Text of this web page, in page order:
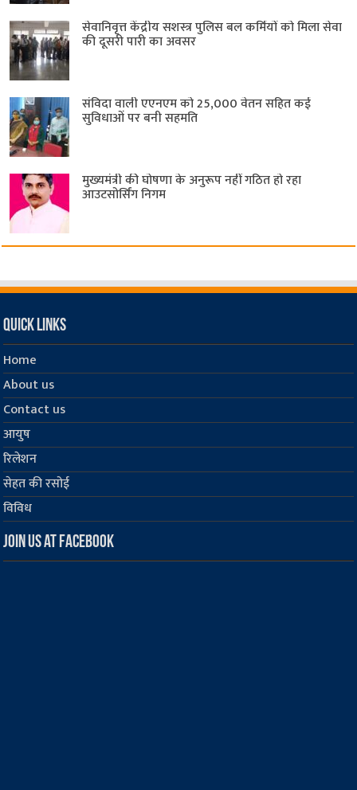
सेवानिवृत्त केंद्रीय सशस्त्र पुलिस बल ​कर्मियों को मिला सेवा
की दूसरी पारी का अवसर
संविदा वाली एएनएम को 25,000 वेतन सहित कई
सुविधाओं पर बनी सहमति
मुख्यमंत्री की घोषणा के अनुरूप नहीं गठित हो रहा
आउटसोर्सिंग निगम
Quick Links
Home
About us
Contact us
आयुष
रिलेशन
सेहत की रसोई
विविध
Join us at Facebook